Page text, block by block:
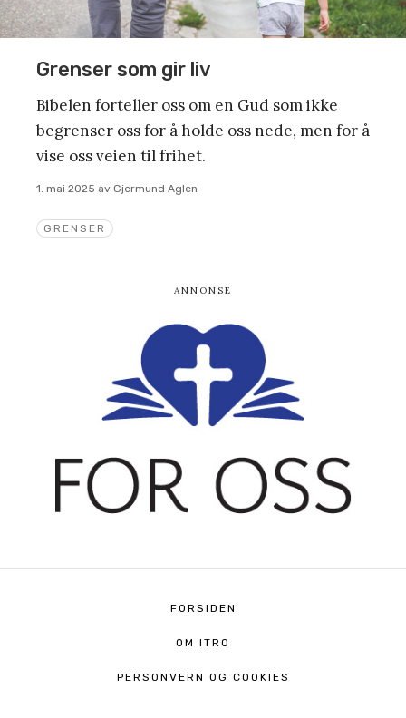
GRENSER
Grenser som gir liv
Bibelen forteller oss om en Gud som ikke
begrenser oss for å holde oss nede, men for å
vise oss veien til frihet.
1. mai 2025 av Gjermund Aglen
FORSIDEN
OM ITRO
PERSONVERN OG COOKIES